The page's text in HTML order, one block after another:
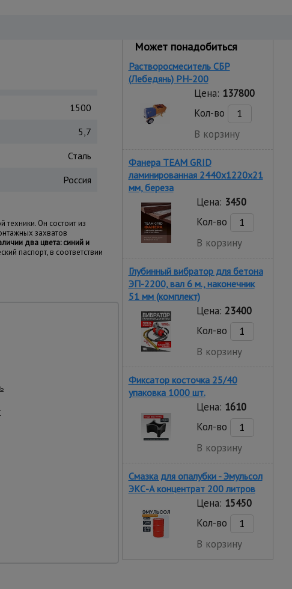
1500
5,7
Сталь
Россия
Он состоит из
захватов
два цвета: синий и
паспорт, в соответствии
Может понадобиться
Растворосмеситель СБР
(Лебедянь) РН-200
Цена: 137800
Кол-во
В корзину
Фанера TEAM GRID
ламинированная 2440х1220х21
мм, береза
Цена: 3450
Кол-во
В корзину
Глубинный вибратор для бетона
ЭП-2200, вал 6 м., наконечник
51 мм (комплект)
Цена: 23400
Кол-во
В корзину
Фиксатор косточка 25/40
упаковка 1000 шт.
Цена: 1610
Кол-во
В корзину
Смазка для опалубки - Эмульсол
ЭКС-А концентрат 200 литров
Цена: 15450
Кол-во
В корзину